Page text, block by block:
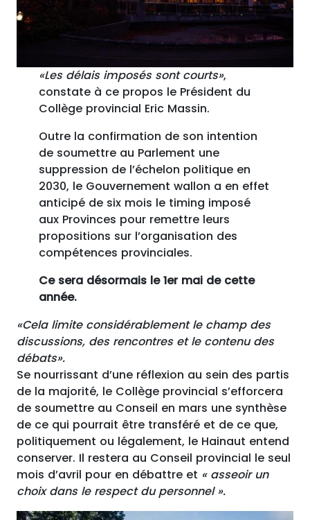
«Les délais imposés sont courts»,
constate à ce propos le Président du
Collège provincial Eric Massin.
Outre la confirmation de son intention
de soumettre au Parlement une
suppression de l’échelon politique en
2030, le Gouvernement wallon a en effet
anticipé de six mois le timing imposé
aux Provinces pour remettre leurs
propositions sur l’organisation des
compétences provinciales.
Ce sera désormais le 1er mai de cette
année.
«Cela limite considérablement le champ des
discussions, des rencontres et le contenu des
débats».
Se nourrissant d’une réflexion au sein des partis
de la majorité, le Collège provincial s’efforcera
de soumettre au Conseil en mars une synthèse
de ce qui pourrait être transféré et de ce que,
politiquement ou légalement, le Hainaut entend
conserver. Il restera au Conseil provincial le seul
mois d’avril pour en débattre et « asseoir un
choix dans le respect du personnel ».